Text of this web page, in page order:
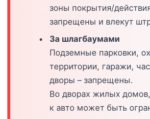
зоны покрытия/
запрещены и влекут
За шлагбаумами
Подземные парковки,
территории, гаражи,
дворы – запрещены.
Во дворах жилых
к авто может быть